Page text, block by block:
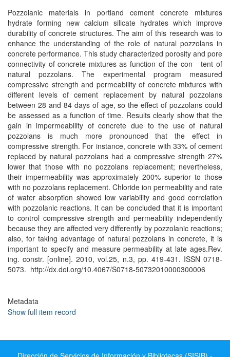
Pozzolanic materials in portland cement concrete mixtures
hydrate forming new calcium silicate hydrates which improve
durability of concrete structures. The aim of this research was to
enhance the understanding of the role of natural pozzolans in
concrete performance. This study characterized porosity and pore
connectivity of concrete mixtures as function of the con tent of
natural pozzolans. The experimental program measured
compressive strength and permeability of concrete mixtures with
different levels of cement replacement by natural pozzolans
between 28 and 84 days of age, so the effect of pozzolans could
be assessed as a function of time. Results clearly show that the
gain in impermeability of concrete due to the use of natural
pozzolans is much more pronounced that the effect in
compressive strength. For instance, concrete with 33% of cement
replaced by natural pozzolans had a compressive strength 27%
lower that those with no pozzolans replacement; nevertheless,
their impermeability was approximately 200% superior to those
with no pozzolans replacement. Chloride ion permeability and rate
of water absorption showed low variability and good correlation
with pozzolanic reactions. It can be concluded that it is important
to control compressive strength and permeability independently
because they are affected very differently by pozzolanic reactions;
also, for taking advantage of natural pozzolans in concrete, it is
important to specify and measure permeability at late ages.Rev.
ing. constr. [online]. 2010, vol.25, n.3, pp. 419-431. ISSN 0718-
5073. http://dx.doi.org/10.4067/S0718-50732010000300006
Metadata
Show full item record